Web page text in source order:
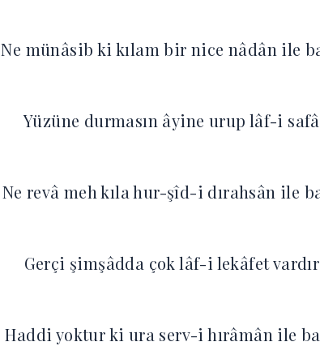
Ne münâsib ki kılam bir nice nâdân ile
Yüzüne durmasın âyine urup lâf-i safâ
Ne revâ meh kıla hur-şîd-i dırahsân ile
Gerçi şimşâdda çok lâf-i lekâfet vardır
Haddi yoktur ki ura serv-i hırâmân ile